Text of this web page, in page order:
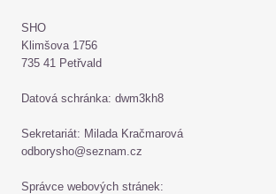
SHO
Klimšova 1756
735 41 Petřvald
Datová schránka: dwm3kh8
Sekretariát: Milada Kračmarová
odborysho@seznam.cz
Správce webových stránek: